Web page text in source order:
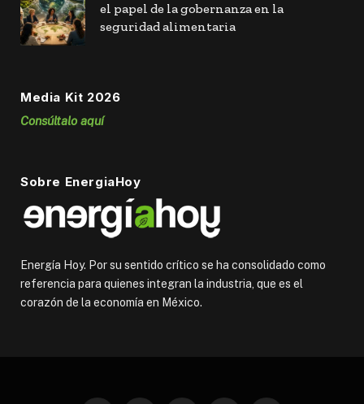
el papel de la gobernanza en la
seguridad alimentaria
Media Kit 2026
Consúltalo aquí
Sobre EnergiaHoy
Energía Hoy. Por su sentido crítico se ha consolidado como
referencia para quienes integran la industria, que es el
corazón de la economía en México.